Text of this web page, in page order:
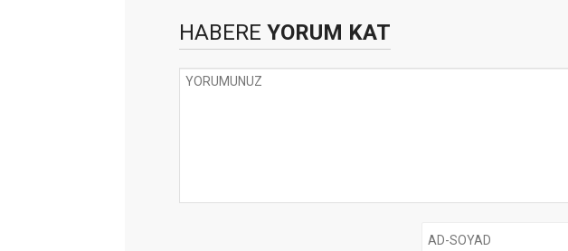
HABERE YORUM KAT